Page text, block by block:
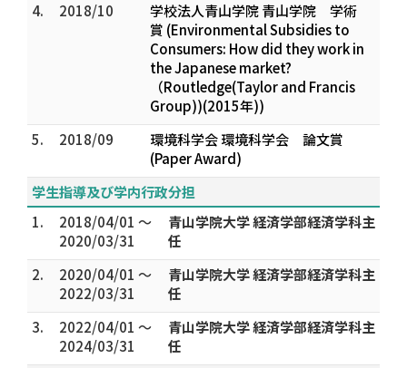
4.
2018/10
学校法人青山学院 青山学院 学術
賞 (Environmental Subsidies to
Consumers: How did they work in
the Japanese market?
（Routledge(Taylor and Francis
Group))(2015年))
5.
2018/09
環境科学会 環境科学会 論文賞
(Paper Award)
学生指導及び学内行政分担
1.
2018/04/01 ～
2020/03/31
青山学院大学 経済学部経済学科主
任
2.
2020/04/01 ～
2022/03/31
青山学院大学 経済学部経済学科主
任
3.
2022/04/01 ～
2024/03/31
青山学院大学 経済学部経済学科主
任